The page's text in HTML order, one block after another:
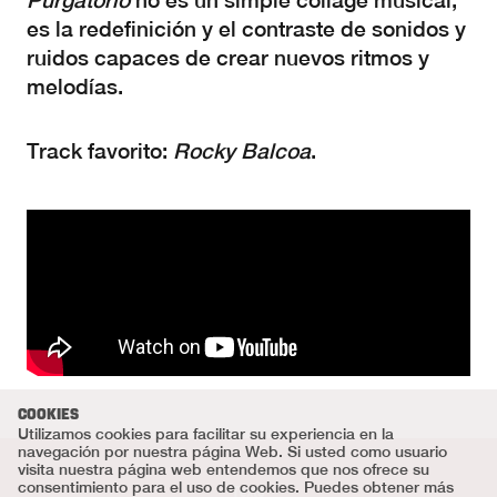
es la redefinición y el contraste de sonidos y
ruidos capaces de crear nuevos ritmos y
melodías.
Track favorito: Rocky Balcoa.
Texto
COOKIES
Utilizamos cookies para facilitar su experiencia en la
navegación por nuestra página Web. Si usted como usuario
visita nuestra página web entendemos que nos ofrece su
consentimiento para el uso de cookies. Puedes obtener más